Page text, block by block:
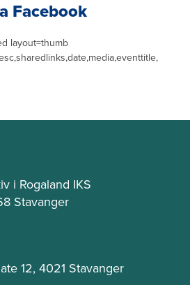
Facebook
layout=thumb
i Rogaland IKS
Stavanger
12, 4021 Stavanger